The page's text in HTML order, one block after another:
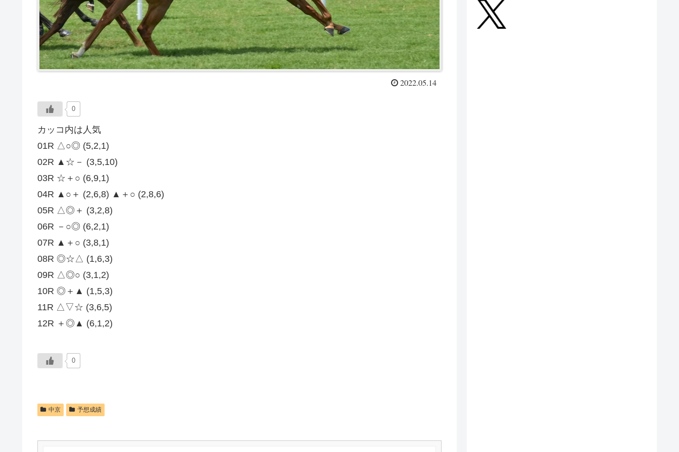
2022.05.14
0
カッコ内は人気
01R △○◎ (5,2,1)
02R ▲☆－ (3,5,10)
03R ☆＋○ (6,9,1)
04R ▲○＋ (2,6,8) ▲＋○ (2,8,6)
05R △◎＋ (3,2,8)
06R －○◎ (6,2,1)
07R ▲＋○ (3,8,1)
08R ◎☆△ (1,6,3)
09R △◎○ (3,1,2)
10R ◎＋▲ (1,5,3)
11R △▽☆ (3,6,5)
12R ＋◎▲ (6,1,2)
0
中京 予想成績